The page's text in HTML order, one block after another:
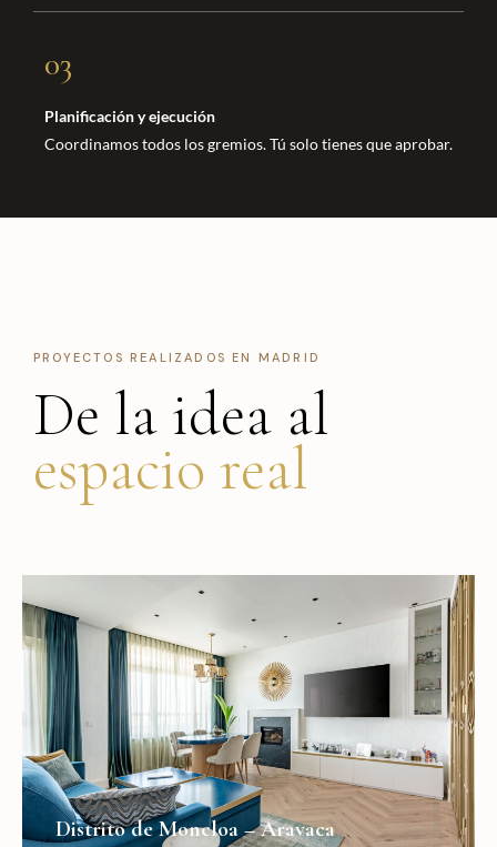
03
Planificación y ejecución
Coordinamos todos los gremios. Tú solo tienes que aprobar.
PROYECTOS REALIZADOS EN MADRID
De la idea al
espacio real
Distrito de Moncloa – Aravaca